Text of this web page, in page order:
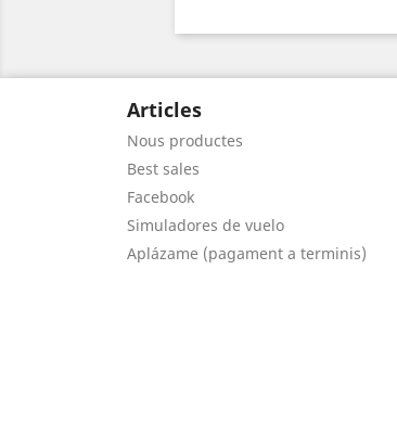
Articles
Nous productes
Best sales
Facebook
Simuladores de vuelo
Aplázame (pagament a terminis)